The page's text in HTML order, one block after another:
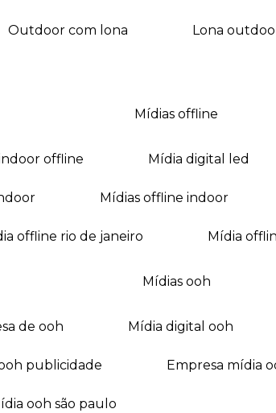
outdoor com lona lona
mídias offline
indoor offline mídia digital led
mídias offline indoor
offline rio de janeiro mídia
mídias ooh
de ooh mídia digital ooh
ooh publicidade empresa mídia
mídia ooh são paulo